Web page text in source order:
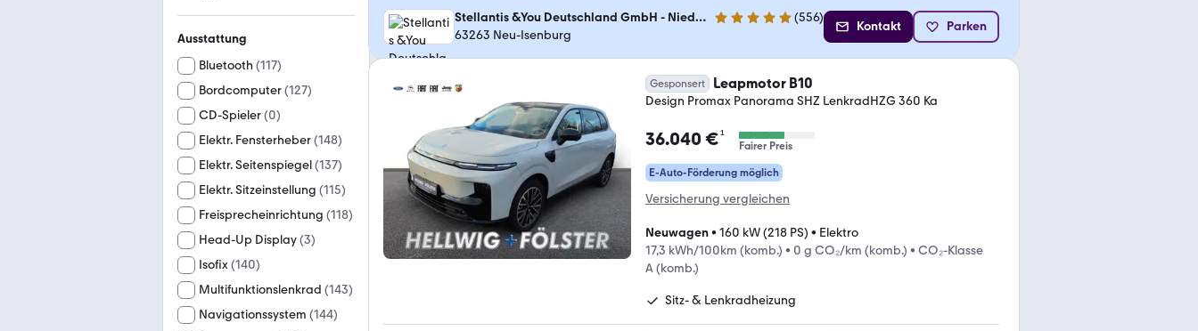
Ausstattung
Bluetooth (117)
Bordcomputer(127)
CD-Spieler(0)
Elektr. Fensterheber(148)
Elektr. Seitenspiegel(137)
Elektr. Sitzeinstellung (115)
Freisprecheinrichtung (118)
Head-Up Display(3)
Isofix(140)
Multifunktionslenkrad (143)
Navigationssystem (144)
Stellantis &You Deutschland GmbH - Niederlassung Neu-Isenburg 4.8 Sterne (556)
63263 Neu-Isenburg
Kontakt Parken
Gesponsert Leapmotor B10
Design Promax Panorama SHZ LenkradHZG 360 Ka
36.040 €¹
Fairer Preis
E-Auto-Förderung möglich
Versicherung vergleichen
Neuwagen• 160 kW (218 PS) • Elektro
17,3 kWh/100km (komb.) • 0 g CO₂/km (komb.) • CO₂-Klasse
A (komb.)
Sitz- & Lenkradheizung